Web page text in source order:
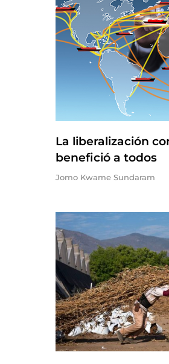
La liberalización
benefició a todos
Jomo Kwame Sundaram